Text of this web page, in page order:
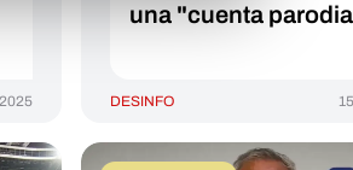
una "cuenta
DESINFO